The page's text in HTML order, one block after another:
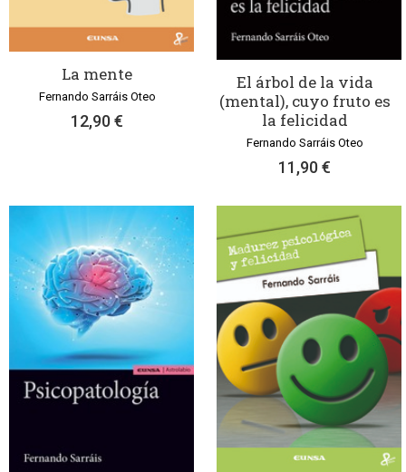
La mente
Fernando Sarráis Oteo
12,90 €
El árbol de la vida
(mental), cuyo fruto es
la felicidad
Fernando Sarráis Oteo
11,90 €